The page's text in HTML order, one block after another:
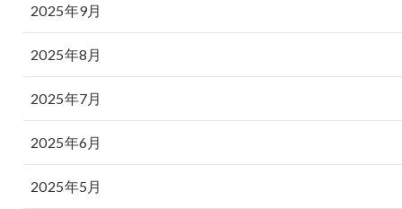
2025年9月
2025年8月
2025年7月
2025年6月
2025年5月